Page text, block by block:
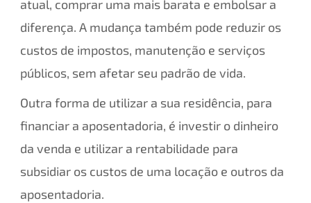
atual, comprar uma mais barata e embolsar a
diferença. A mudança também pode reduzir os
custos de impostos, manutenção e serviços
públicos, sem afetar seu padrão de vida.
Outra forma de utilizar a sua residência, para
financiar a aposentadoria, é investir o dinheiro
da venda e utilizar a rentabilidade para
subsidiar os custos de uma locação e outros da
aposentadoria.